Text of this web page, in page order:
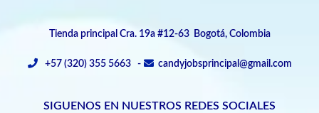
Tienda principal Cra. 19a #12-63 Bogotá, Colombia
+57 (320) 355 5663 - candyjobsprincipal@gmail.com
SIGUENOS EN NUESTROS REDES SOCIALES